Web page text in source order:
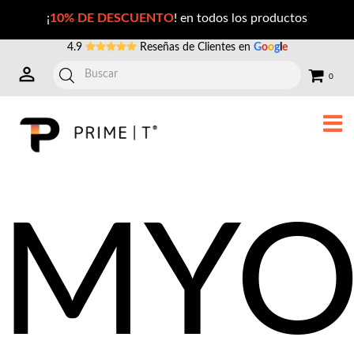
¡10% DE DESCUENTO! en todos los productos
4.9 Reseñas de Clientes en Google
0